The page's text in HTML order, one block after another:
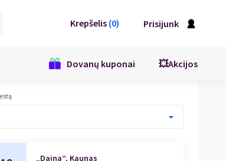
Krepšelis (0) Prisijunk
Dovanų kuponai 💥Akcijos
„Daina“, Kaunas